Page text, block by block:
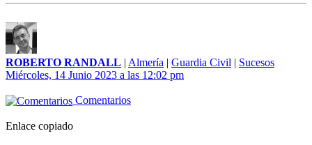
ROBERTO RANDALL | Almería | Guardia Civil | Sucesos
Miércoles, 14 Junio 2023 a las 12:02 pm
Comentarios
Enlace copiado